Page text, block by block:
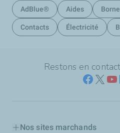
AdBlue® Aides
Contacts Électricité
Restons en
Nos sites marchands